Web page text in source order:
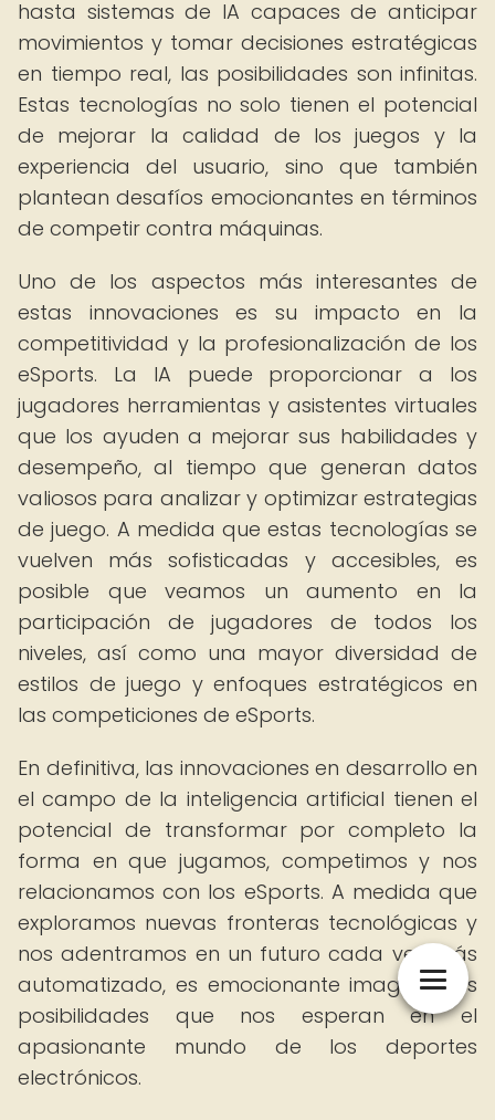
hasta sistemas de IA capaces de anticipar
movimientos y tomar decisiones estratégicas
en tiempo real, las posibilidades son infinitas.
Estas tecnologías no solo tienen el potencial
de mejorar la calidad de los juegos y la
experiencia del usuario, sino que también
plantean desafíos emocionantes en términos
de competir contra máquinas.
Uno de los aspectos más interesantes de
estas innovaciones es su impacto en la
competitividad y la profesionalización de los
eSports. La IA puede proporcionar a los
jugadores herramientas y asistentes virtuales
que los ayuden a mejorar sus habilidades y
desempeño, al tiempo que generan datos
valiosos para analizar y optimizar estrategias
de juego. A medida que estas tecnologías se
vuelven más sofisticadas y accesibles, es
posible que veamos un aumento en la
participación de jugadores de todos los
niveles, así como una mayor diversidad de
estilos de juego y enfoques estratégicos en
las competiciones de eSports.
En definitiva, las innovaciones en desarrollo en
el campo de la inteligencia artificial tienen el
potencial de transformar por completo la
forma en que jugamos, competimos y nos
relacionamos con los eSports. A medida que
exploramos nuevas fronteras tecnológicas y
nos adentramos en un futuro cada vez más
automatizado, es emocionante imaginar las
posibilidades que nos esperan en el
apasionante mundo de los deportes
electrónicos.